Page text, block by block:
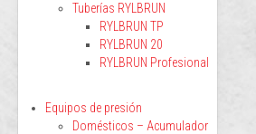
Tuberías RYLBRUN
RYLBRUN TP
RYLBRUN 20
RYLBRUN Profesional
Equipos de presión
Domésticos – Acumulador